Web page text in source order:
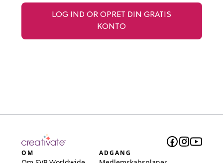
LOG IND OR OPRET DIN GRATIS
KONTO
OM ADGANG